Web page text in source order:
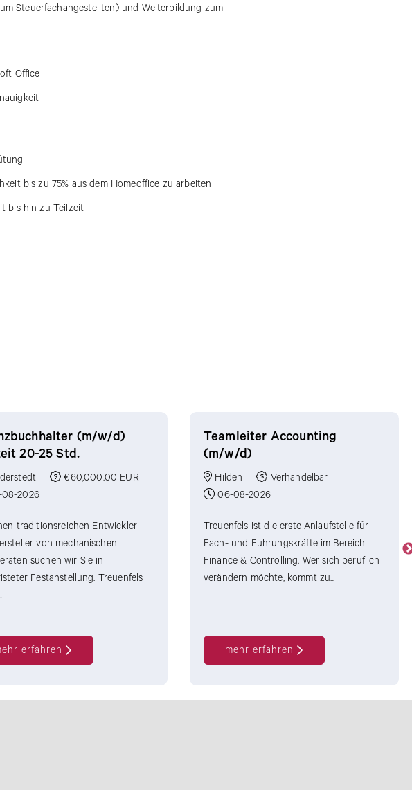
Steuerfachangestellten) und Weiterbildung zum
Office
bis zu 75% aus dem Homeoffice zu arbeiten
bis hin zu Teilzeit
(m/w/d)
20-25 Std.
€60,000.00 EUR
2026
traditionsreichen Entwickler
von mechanischen
suchen wir Sie in
Festanstellung. Treuenfels
erfahren
Teamleiter Accounting
(m/w/d)
Hilden
Verhandelbar
06-08-2026
Treuenfels ist die erste Anlaufstelle für
Fach- und Führungskräfte im Bereich
Finance & Controlling. Wer sich beruflich
verändern möchte, kommt zu...
mehr erfahren